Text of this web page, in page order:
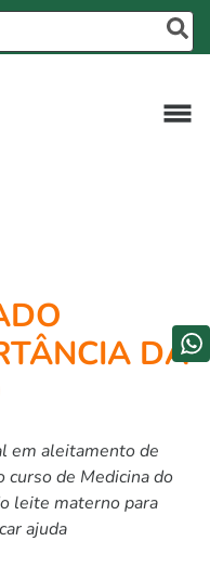
DA
em aleitamento de
curso de Medicina do
leite materno para
ajuda